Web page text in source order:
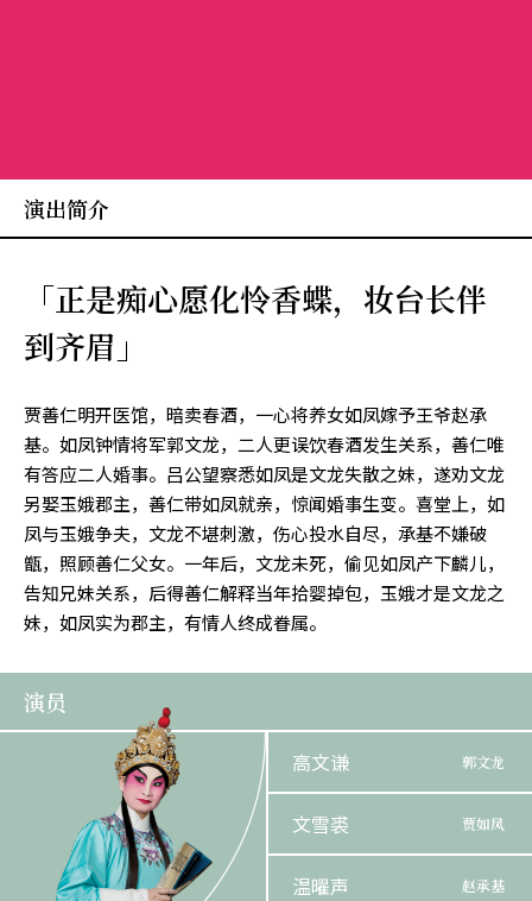
演出简介
「正是痴心愿化怜香蝶，妆台长伴
到齐眉」
贾善仁明开医馆，暗卖春酒，一心将养女如凤嫁予王爷赵承
基。如凤钟情将军郭文龙，二人更误饮春酒发生关系，善仁唯
有答应二人婚事。吕公望察悉如凤是文龙失散之妹，遂劝文龙
另娶玉娥郡主，善仁带如凤就亲，惊闻婚事生变。喜堂上，如
凤与玉娥争夫，文龙不堪刺激，伤心投水自尽，承基不嫌破
甑，照顾善仁父女。一年后，文龙未死，偷见如凤产下麟儿，
告知兄妹关系，后得善仁解释当年拾婴掉包，玉娥才是文龙之
妹，如凤实为郡主，有情人终成眷属。
演员
高文谦 郭文龙
文雪裘 贾如凤
温曜声 赵承基